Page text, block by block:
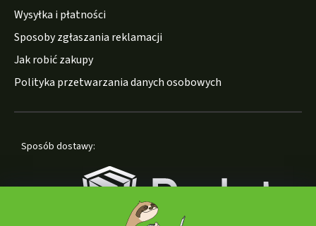
Wysyłka i płatności
Sposoby zgłaszania reklamacji
Jak robić zakupy
Polityka przetwarzania danych osobowych
Sposób dostawy: